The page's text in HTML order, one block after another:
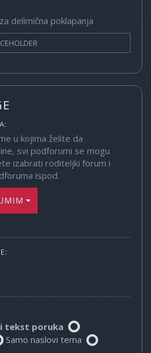
delimična poklapanja
u kojima želite da
svi podforumi se mogu
izabrati roditeljki forum i
ispod.
tekst poruka
Samo naslovi tema